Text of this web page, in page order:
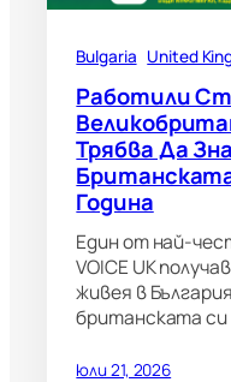
Bulgaria United
Работили
Трябва Да
Година
Един от най-
VOICE UK
живея в
британската си
юли 21, 2026